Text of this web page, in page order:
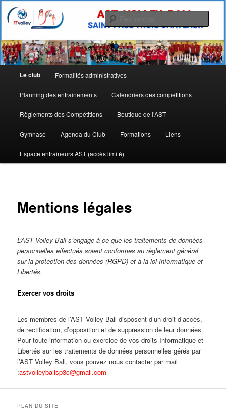
Aller
contenu
Site de l'Association Sportive
Tricastine de Volley Ball
Allez l'AST
Le club Formalités administratives
Planning des entrainements Calendriers des compétitions
Règlements des Compétitions Boutique de l’AST
Gymnase Agenda du Club Formations Liens
Espace entraineurs AST (accès limité)
Mentions légales
L’AST Volley Ball s’engage à ce que les traitements de données
personnelles effectués soient conformes au règlement général
sur la protection des données (RGPD) et à la loi Informatique et
Libertés.
Exercer vos droits
Les membres de l’AST Volley Ball disposent d’un droit d’accès,
de rectification, d’opposition et de suppression de leur données.
Pour toute information ou exercice de vos droits Informatique et
Libertés sur les traitements de données personnelles gérés par
l’AST Volley Ball, vous pouvez nous contacter par mail
:astvolleyballsp3c@gmail.com
PLAN DU SITE